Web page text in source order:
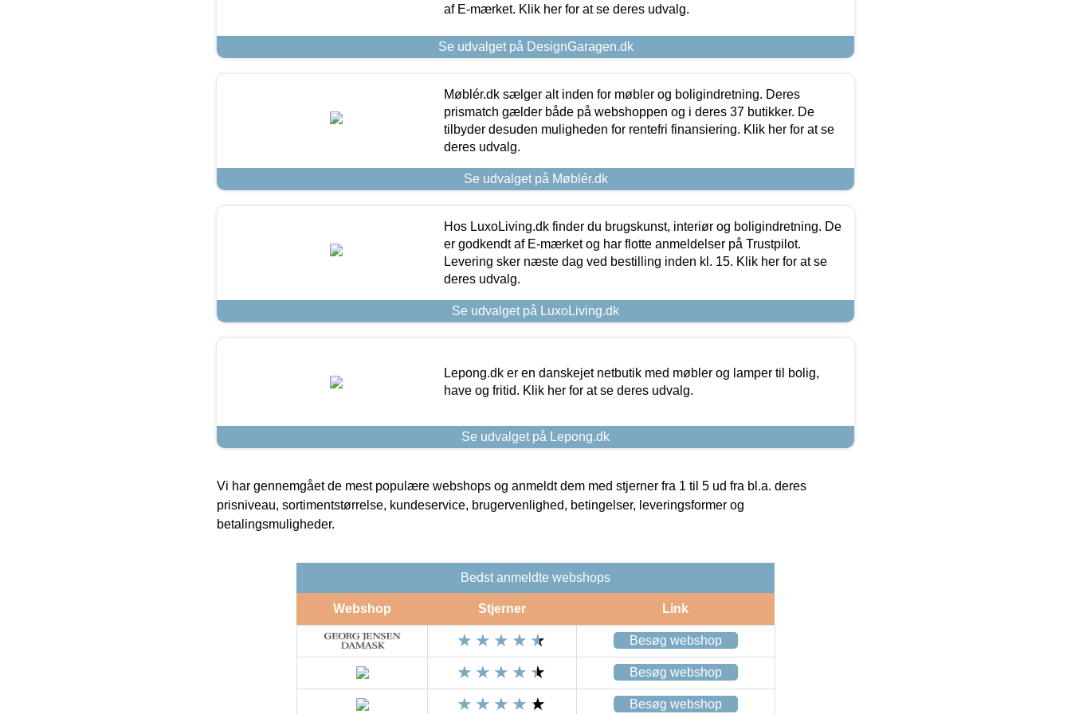
af E-mærket. Klik her for at se deres udvalg.
Se udvalget på DesignGaragen.dk
Møblér.dk sælger alt inden for møbler og boligindretning. Deres
prismatch gælder både på webshoppen og i deres 37 butikker. De
tilbyder desuden muligheden for rentefri finansiering. Klik her for at se
deres udvalg.
Se udvalget på Møblér.dk
Hos LuxoLiving.dk finder du brugskunst, interiør og boligindretning. De
er godkendt af E-mærket og har flotte anmeldelser på Trustpilot.
Levering sker næste dag ved bestilling inden kl. 15. Klik her for at se
deres udvalg.
Se udvalget på LuxoLiving.dk
Lepong.dk er en danskejet netbutik med møbler og lamper til bolig,
have og fritid. Klik her for at se deres udvalg.
Se udvalget på Lepong.dk
Vi har gennemgået de mest populære webshops og anmeldt dem med stjerner fra 1 til 5 ud fra bl.a. deres
prisniveau, sortimentstørrelse, kundeservice, brugervenlighed, betingelser, leveringsformer og
betalingsmuligheder.
Bedst anmeldte webshops
Webshop Stjerner Link
Besøg webshop
Besøg webshop
Besøg webshop